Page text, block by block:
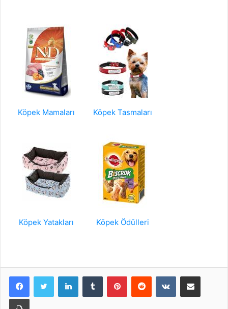
Köpek Mamaları Köpek Tasmaları
Köpek Yatakları Köpek Ödülleri
LinkedInTumblr PinterestReddit VKontakteE-Posta ile paylaş
Yazdır